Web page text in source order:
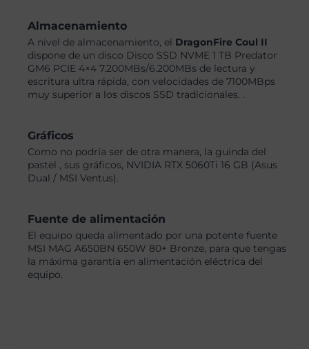
Almacenamiento
A nivel de almacenamiento, el DragonFire Coul II
dispone de un disco Disco SSD NVME 1 TB Predator
GM6 PCIE 4×4 7.200MBs/6.200MBs de lectura y
escritura ultra rápida, con velocidades de 7100MBps
muy superior a los discos SSD tradicionales. .
Gráficos
Como no podría ser de otra manera, la guinda del
pastel , sus gráficos, NVIDIA RTX 5060Ti 16 GB (Asus
Dual / MSI Ventus).
Fuente de alimentación
El equipo queda alimentado por una potente fuente
MSI MAG A650BN 650W 80+ Bronze, para que tengas
la máxima garantía en alimentación eléctrica del
equipo.